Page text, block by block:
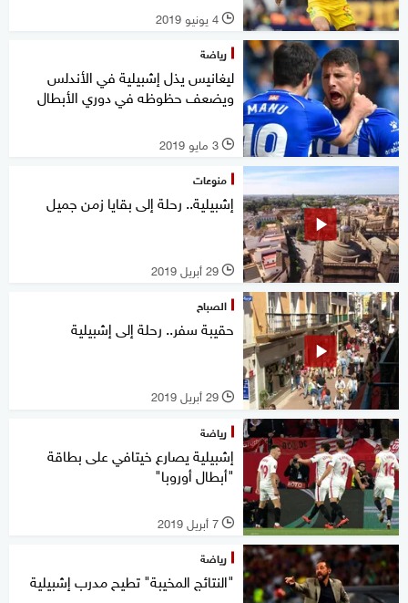
l 4 يونيو 2019
رياضة
ليغانيس يذل إشبيلية في الأندلس
ويضعف حظوظه في دوري الأبطال
l 3 مايو 2019
منوعات
إشبيلية.. رحلة إلى بقايا زمن جميل
l 29 أبريل 2019
الصباح
حقيبة سفر.. رحلة إلى إشبيلية
l 29 أبريل 2019
رياضة
إشبيلية يصارع خيتافي على بطاقة
"أبطال أوروبا"
l 7 أبريل 2019
رياضة
"النتائج المخيبة" تطيح مدرب إشبيلية